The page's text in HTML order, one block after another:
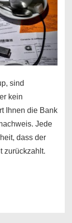
sind
kein
Ihnen die Bank
Jede
dass der
zurückzahlt.